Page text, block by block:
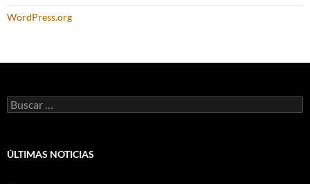
WordPress.org
Buscar:
ÚLTIMAS NOTICIAS